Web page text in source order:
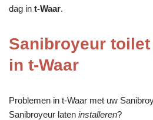
dag in t-Waar.
Sanibroyeur
in t-Waar
Problemen in t-Waar met uw
Sanibroyeur laten installeren?